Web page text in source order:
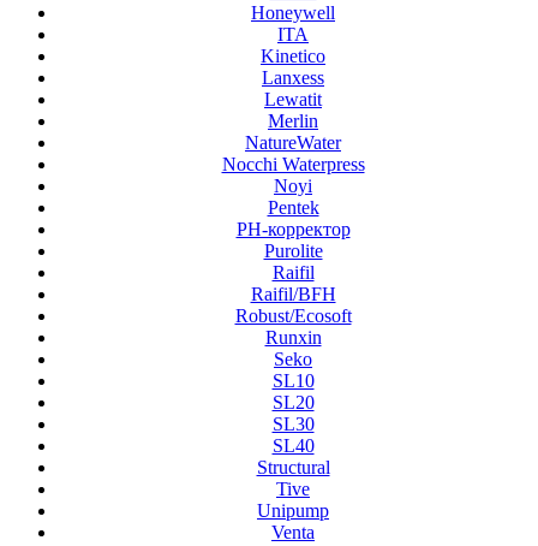
Honeywell
ITA
Kinetico
Lanxess
Lewatit
Merlin
NatureWater
Nocchi Waterpress
Noyi
Pentek
PH-корректор
Purolite
Raifil
Raifil/BFH
Robust/Ecosoft
Runxin
Seko
SL10
SL20
SL30
SL40
Structural
Tive
Unipump
Venta